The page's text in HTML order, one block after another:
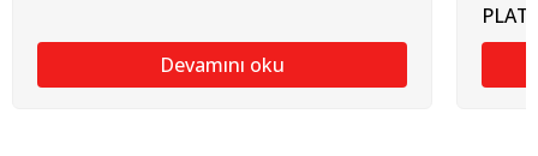
Devamını oku